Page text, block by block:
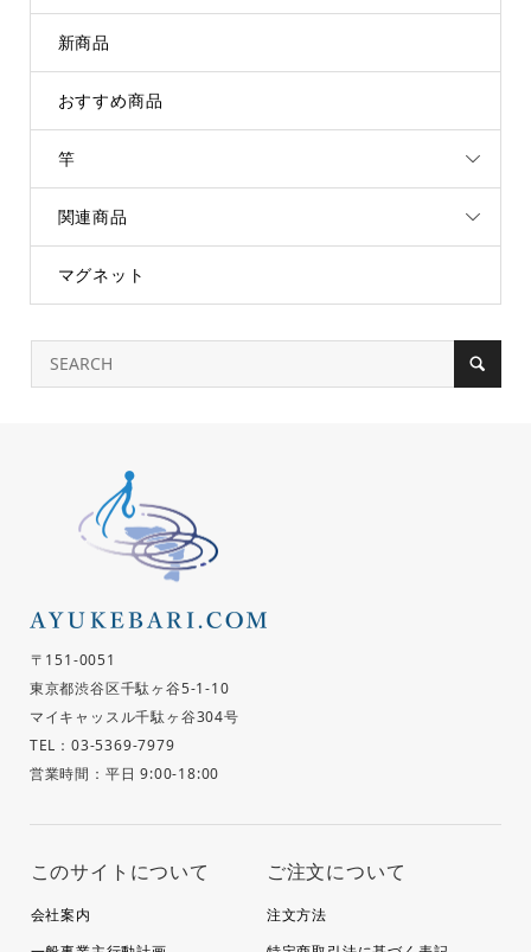
新商品
おすすめ商品
竿
関連商品
マグネット
〒151-0051
東京都渋谷区千駄ヶ谷5-1-10
マイキャッスル千駄ヶ谷304号
TEL：03-5369-7979
営業時間：平日 9:00-18:00
このサイトについて
会社案内
ご注文について
注文方法